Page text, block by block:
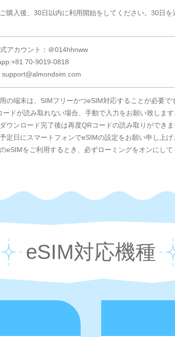
購入後、30日以内に利用開始をしてください。30日を
アカウント：＠014hhnww
70-9019-0818
support@almondsim.com
の端末は、SIMフリーかつeSIM対応することが必要で
ードが読み取れない場合、手動で入力をお願い致します
ウンロード完了後は再度QRコードの読み取りができま
定日にスマートフォンでeSIMの設定をお願い申し上げ
eSIMをご利用するとき、必ずローミングをオンにして
eSIM対応機種